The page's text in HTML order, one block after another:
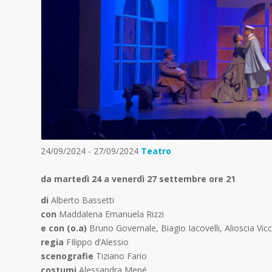
24/09/2024 - 27/09/2024 Teatro
da martedì 24 a venerdì 27 settembre ore 21
di Alberto Bassetti
con Maddalena Emanuela Rizzi
e con (o.a) Bruno Governale, Biagio Iacovelli, Alioscia
regia FIlippo d’Alessio
scenografie Tiziano Fario
costumi Alessandra Mené